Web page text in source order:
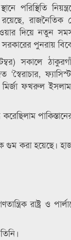
পরিস্থিতি
রাজনৈতিক
দিয়ে নতুন
পুনরায়
সকালে
ফখরুল
করা হয়েছে।
রাষ্ট্র ও